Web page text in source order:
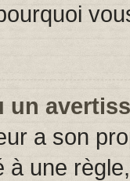
un
a son
à une